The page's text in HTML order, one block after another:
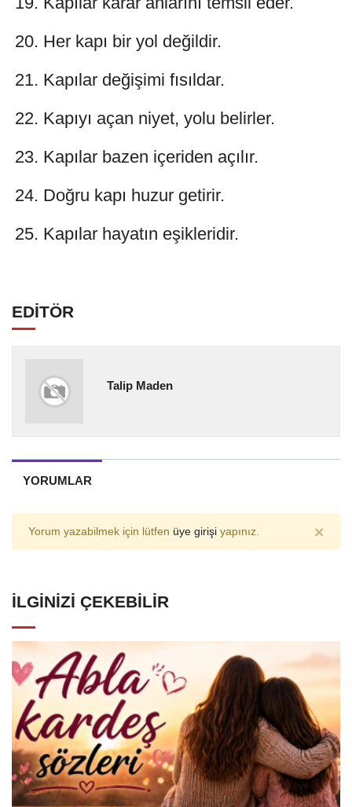
Her kapı bir yol değildir.
Kapılar değişimi fısıldar.
Kapıyı açan niyet, yolu belirler.
Kapılar bazen içeriden açılır.
Doğru kapı huzur getirir.
Kapılar hayatın eşikleridir.
EDİTÖR
Talip Maden
YORUMLAR
Yorum yazabilmek için lütfen üye girişi yapınız. ×
İLGINIZI ÇEKEBILIR